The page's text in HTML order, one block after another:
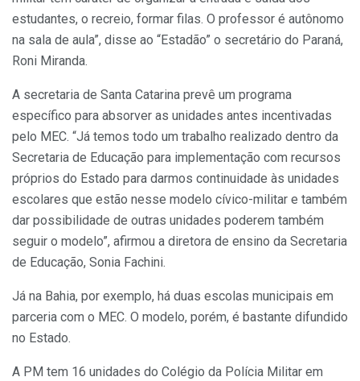
estudantes, o recreio, formar filas. O professor é autônomo
na sala de aula”, disse ao “Estadão” o secretário do Paraná,
Roni Miranda.
A secretaria de Santa Catarina prevê um programa
específico para absorver as unidades antes incentivadas
pelo MEC. “Já temos todo um trabalho realizado dentro da
Secretaria de Educação para implementação com recursos
próprios do Estado para darmos continuidade às unidades
escolares que estão nesse modelo cívico-militar e também
dar possibilidade de outras unidades poderem também
seguir o modelo”, afirmou a diretora de ensino da Secretaria
de Educação, Sonia Fachini.
Já na Bahia, por exemplo, há duas escolas municipais em
parceria com o MEC. O modelo, porém, é bastante difundido
no Estado.
A PM tem 16 unidades do Colégio da Polícia Militar em